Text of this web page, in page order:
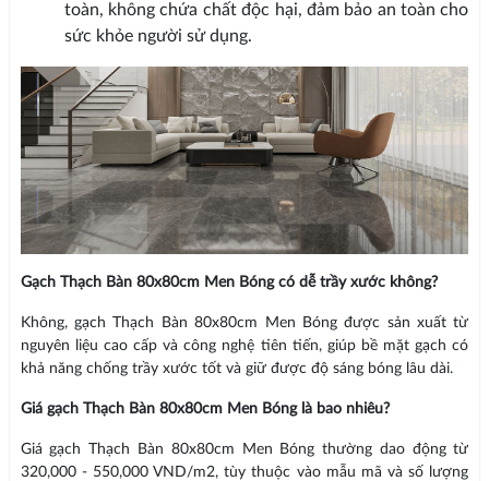
toàn, không chứa chất độc hại, đảm bảo an toàn cho
sức khỏe người sử dụng.
Gạch Thạch Bàn 80x80cm Men Bóng có dễ trầy xước không?
Không, gạch Thạch Bàn 80x80cm Men Bóng được sản xuất từ
nguyên liệu cao cấp và công nghệ tiên tiến, giúp bề mặt gạch có
khả năng chống trầy xước tốt và giữ được độ sáng bóng lâu dài.
Giá gạch Thạch Bàn 80x80cm Men Bóng là bao nhiêu?
Giá gạch Thạch Bàn 80x80cm Men Bóng thường dao động từ
320,000 - 550,000 VND/m2, tùy thuộc vào mẫu mã và số lượng